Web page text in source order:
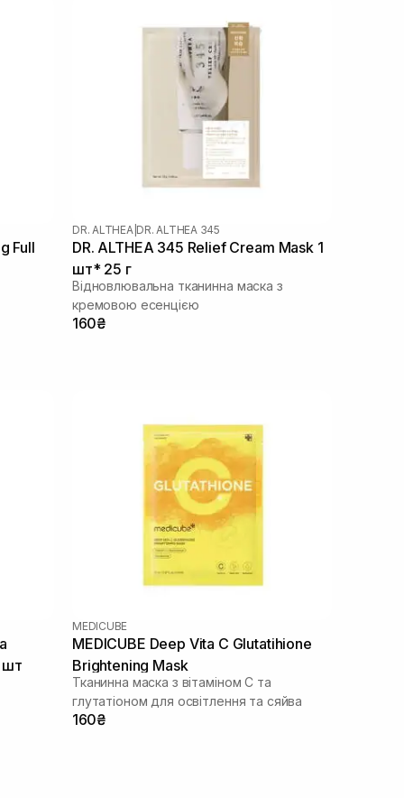
Full
DR. ALTHEA DR. ALTHEA 345
DR. ALTHEA 345 Relief Cream Mask 1
шт* 25 г
Відновлювальна тканинна маска з
кремовою есенцією
160₴
шт
MEDICUBE
MEDICUBE Deep Vita C Glutatihione
Brightening Mask
Тканинна маска з вітаміном С та
глутатіоном для освітлення та сяйва
160₴